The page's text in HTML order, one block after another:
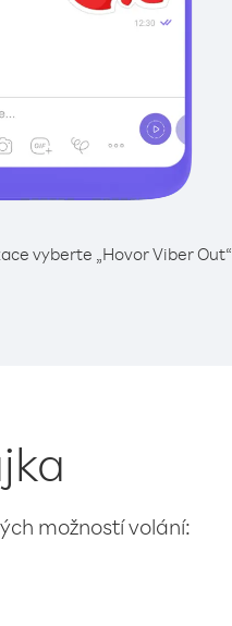
vyberte „Hovor Viber Out“
možností volání: